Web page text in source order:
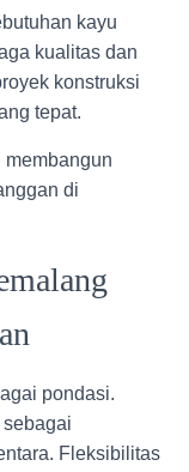
kayu
kualitas dan
konstruksi
tepat.
membangun
di
pondasi.
Fleksibilitas